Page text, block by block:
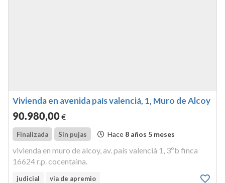
Vivienda en avenida país valenciá, 1, Muro de Alcoy
90.980,00€
Finalizada Sin pujas Hace 8 años 5 meses
vivienda en muro de alcoy, av. país valenciá 1, 3ºb finca
16624 r.p. cocentaina.
judicial via de apremio